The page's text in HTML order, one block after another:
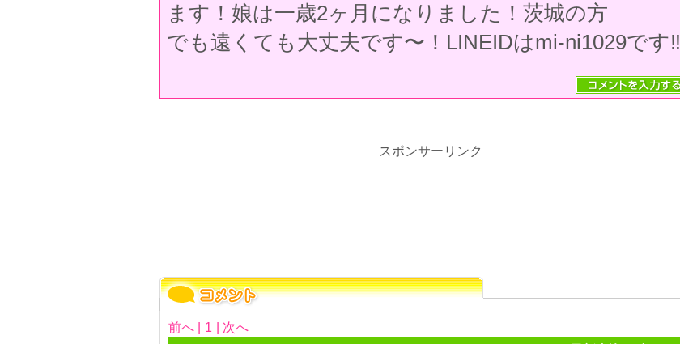
ます！娘は一歳2ヶ月になりました！茨城の方
でも遠くても大丈夫です〜！LINEIDはmi-ni1029です‼︎
スポンサーリンク
前へ | 1
| 次へ